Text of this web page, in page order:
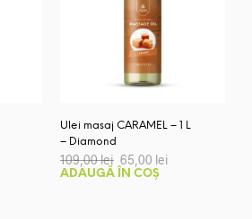
Ulei masaj CARAMEL – 1 L
– Diamond
109,00lei Prețul
inițial
65,00 lei
ADAUGĂ ÎN COȘ